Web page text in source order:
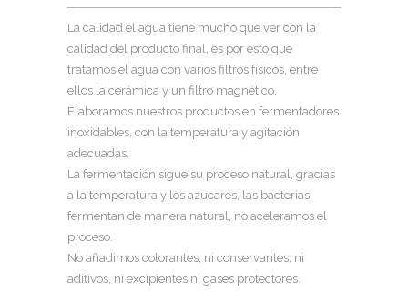
La calidad el agua tiene mucho que ver con la
calidad del producto final, es por esto que
tratamos el agua con varios filtros físicos, entre
ellos la cerámica y un filtro magnético.
Elaboramos nuestros productos en fermentadores
inoxidables, con la temperatura y agitación
adecuadas.
La fermentación sigue su proceso natural, gracias
a la temperatura y los azucares, las bacterias
fermentan de manera natural, no aceleramos el
proceso.
No añadimos colorantes, ni conservantes, ni
aditivos, ni excipientes ni gases protectores.